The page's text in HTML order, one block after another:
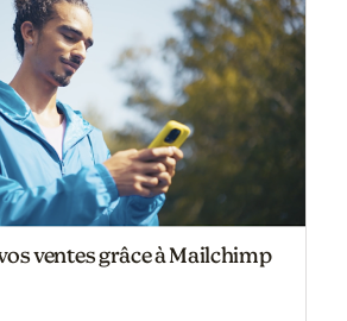
ventes grâce à Mailchimp